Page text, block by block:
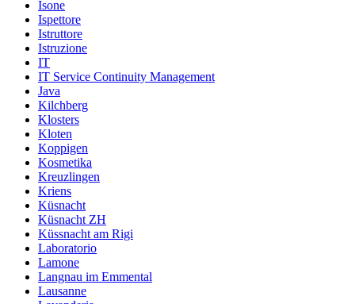
Isone
Ispettore
Istruttore
Istruzione
IT
IT Service Continuity Management
Java
Kilchberg
Klosters
Kloten
Koppigen
Kosmetika
Kreuzlingen
Kriens
Küsnacht
Küsnacht ZH
Küssnacht am Rigi
Laboratorio
Lamone
Langnau im Emmental
Lausanne